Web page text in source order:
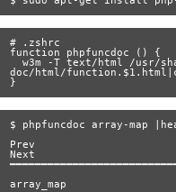
# .zshrc
function phpfuncdoc () {
  w3m -T text/html /usr/share/doc/php-
doc/html/
$ phpfuncdoc array-map
Prev
Next
array_map